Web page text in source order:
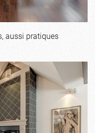
aussi pratiques